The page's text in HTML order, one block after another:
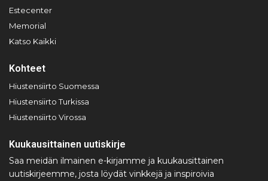
Estecenter
Memorial
Katso Kaikki
Kohteet
Hiustensiirto Suomessa
Hiustensiirto Turkissa
Hiustensiirto Virossa
Kuukausittainen uutiskirje
Saa meidän ilmainen e-kirjamme ja kuukausittainen
uutiskirjeemme, josta löydät vinkkejä ja inspiroivia